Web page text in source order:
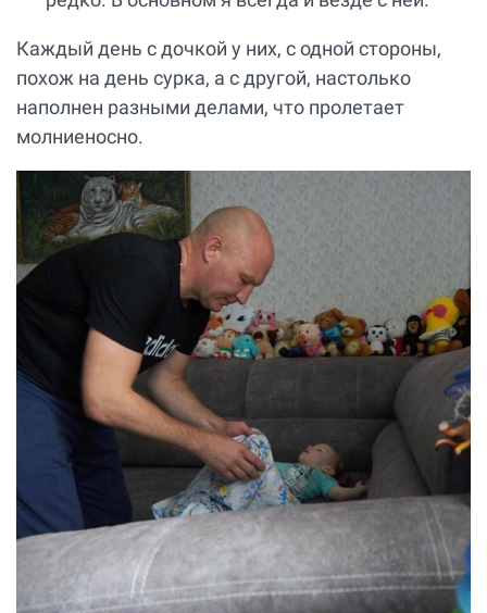
Каждый день с дочкой у них, с одной стороны,
похож на день сурка, а с другой, настолько
наполнен разными делами, что пролетает
молниеносно.